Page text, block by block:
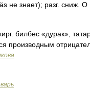
не знает); разг. сниж. О
билбес «дурак»,
производным